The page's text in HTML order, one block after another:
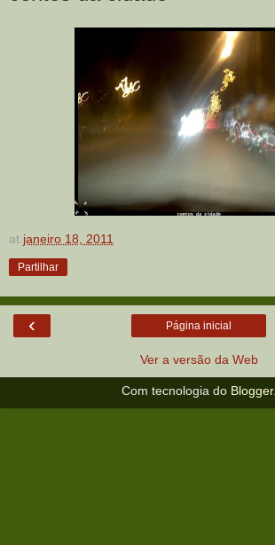
at janeiro 18, 2011
Partilhar
‹ Página inicial
Ver a versão da Web
Com tecnologia do Blogger.